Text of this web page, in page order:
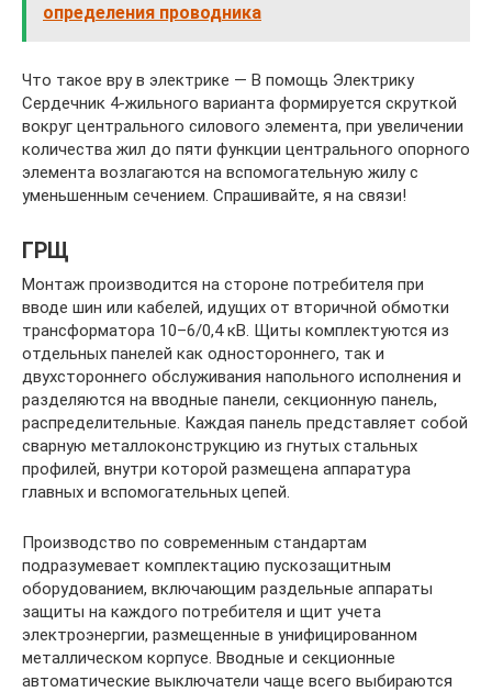
определения проводника
Что такое вру в электрике — В помощь Электрику
Сердечник 4-жильного варианта формируется скруткой
вокруг центрального силового элемента, при увеличении
количества жил до пяти функции центрального опорного
элемента возлагаются на вспомогательную жилу с
уменьшенным сечением. Спрашивайте, я на связи!
ГРЩ
Монтаж производится на стороне потребителя при
вводе шин или кабелей, идущих от вторичной обмотки
трансформатора 10–6/0,4 кВ. Щиты комплектуются из
отдельных панелей как одностороннего, так и
двухстороннего обслуживания напольного исполнения и
разделяются на вводные панели, секционную панель,
распределительные. Каждая панель представляет собой
сварную металлоконструкцию из гнутых стальных
профилей, внутри которой размещена аппаратура
главных и вспомогательных цепей.
Производство по современным стандартам
подразумевает комплектацию пускозащитным
оборудованием, включающим раздельные аппараты
защиты на каждого потребителя и щит учета
электроэнергии, размещенные в унифицированном
металлическом корпусе. Вводные и секционные
автоматические выключатели чаще всего выбираются